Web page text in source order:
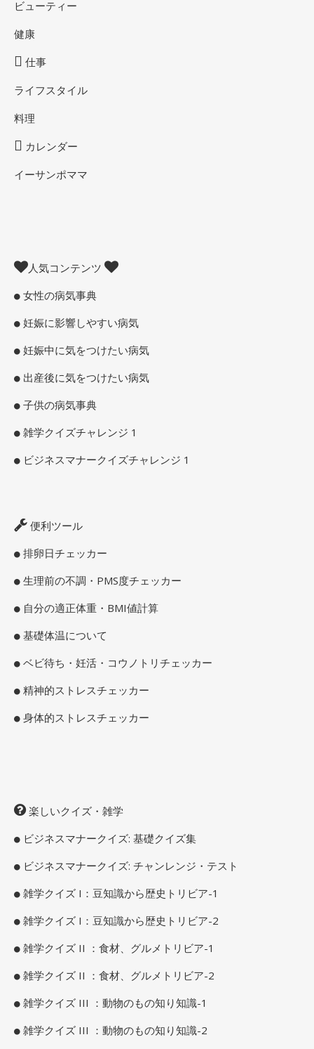
ビューティー
健康
仕事
ライフスタイル
料理
カレンダー
イーサンポママ
人気コンテンツ
女性の病気事典
妊娠に影響しやすい病気
妊娠中に気をつけたい病気
出産後に気をつけたい病気
子供の病気事典
雑学クイズチャレンジ 1
ビジネスマナークイズチャレンジ 1
便利ツール
排卵日チェッカー
生理前の不調・PMS度チェッカー
自分の適正体重・BMI値計算
基礎体温について
ベビ待ち・妊活・コウノトリチェッカー
精神的ストレスチェッカー
身体的ストレスチェッカー
楽しいクイズ・雑学
ビジネスマナークイズ: 基礎クイズ集
ビジネスマナークイズ: チャンレンジ・テスト
雑学クイズ I：豆知識から歴史トリビア-1
雑学クイズ I：豆知識から歴史トリビア-2
雑学クイズ II ：食材、グルメトリビア-1
雑学クイズ II ：食材、グルメトリビア-2
雑学クイズ III ：動物のもの知り知識-1
雑学クイズ III ：動物のもの知り知識-2